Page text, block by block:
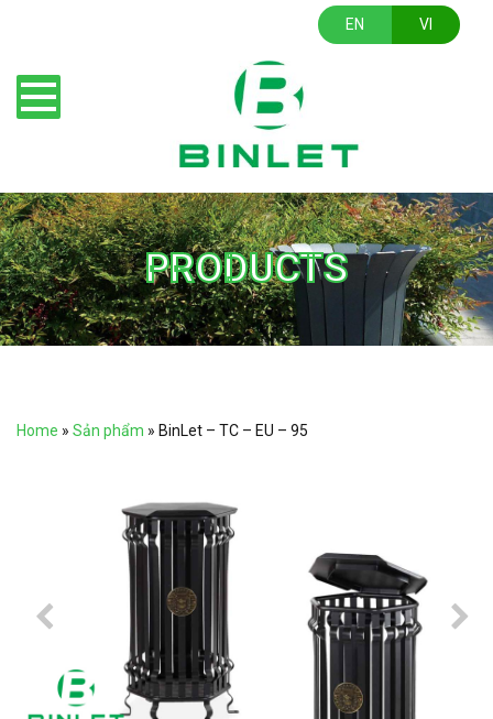
EN VI
PRODUCTS
Home » Sản phẩm » BinLet – TC – EU – 95